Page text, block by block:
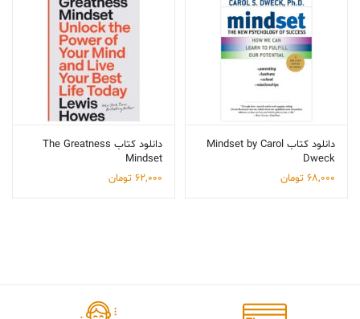
دانلود کتاب Mindset by Carol
Dweck
68,000 تومان
دانلود کتاب The Greatness
Mindset
62,000 تومان